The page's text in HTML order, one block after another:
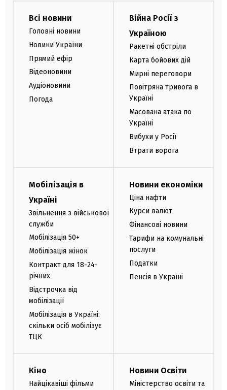
Всі новини
Головні новини
Новини України
Прямий ефір
Відеоновини
Аудіоновини
Погода
Війна Росії з
Україною
Ракетні обстріли
Карта бойових дій
Мирні переговори
Повітряна тривога в
Україні
Масована атака по
Україні
Вибухи у Росії
Втрати ворога
Мобілізація в
Україні
Звільнення з військової
служби
Мобілізація 50+
Мобілізація жінок
Контракт для 18-24-
річних
Відстрочка від
мобілізації
Мобілізація в Україні:
скільки осіб мобілізує
ТЦК
Новини економіки
Ціна нафти
Курси валют
Фінансові новини
Тарифи на комунальні
послуги
Податки
Пенсія в Україні
Кіно
Найцікавіші фільми
Новини Освіти
Міністерство освіти та